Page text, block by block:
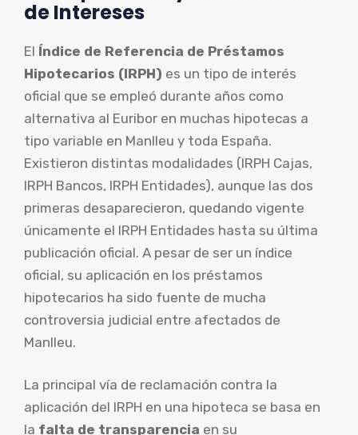
de Intereses
El Índice de Referencia de Préstamos
Hipotecarios (IRPH) es un tipo de interés
oficial que se empleó durante años como
alternativa al Euribor en muchas hipotecas a
tipo variable en Manlleu y toda España.
Existieron distintas modalidades (IRPH Cajas,
IRPH Bancos, IRPH Entidades), aunque las dos
primeras desaparecieron, quedando vigente
únicamente el IRPH Entidades hasta su última
publicación oficial. A pesar de ser un índice
oficial, su aplicación en los préstamos
hipotecarios ha sido fuente de mucha
controversia judicial entre afectados de
Manlleu.
La principal vía de reclamación contra la
aplicación del IRPH en una hipoteca se basa en
la falta de transparencia en su